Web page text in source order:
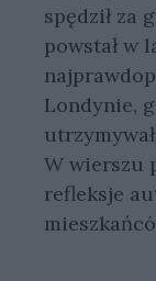
spędził za
powstał w
Londynie,
W wierszu
refleksje